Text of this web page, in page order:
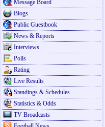
Message Board
Blogs
Public Guestbook
News & Reports
Interviews
Polls
Rating
Live Results
Standings & Schedules
Statistics & Odds
TV Broadcasts